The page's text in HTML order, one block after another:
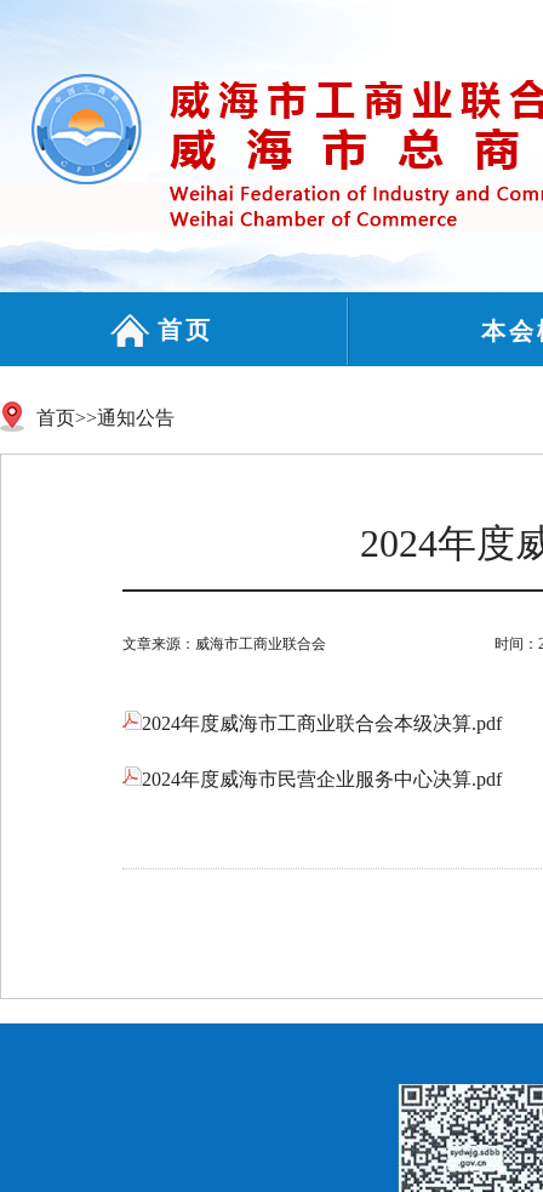
首页 本会
首页>>通知公告
2024年度
文章来源： 威海市工商业联合会 时间：
2024年度威海市工商业联合会本级决算.pdf
2024年度威海市民营企业服务中心决算.pdf